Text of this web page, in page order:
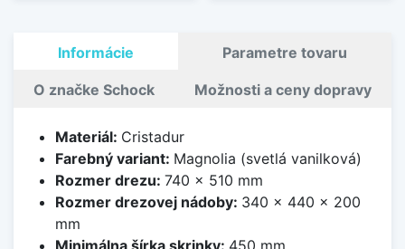
Informácie Parametre tovaru
O značke Schock Možnosti a ceny dopravy
Materiál: Cristadur
Farebný variant: Magnolia (svetlá vanilková)
Rozmer drezu: 740 x 510 mm
Rozmer drezovej nádoby: 340 x 440 x 200
mm
Minimálna šírka skrinky: 450 mm